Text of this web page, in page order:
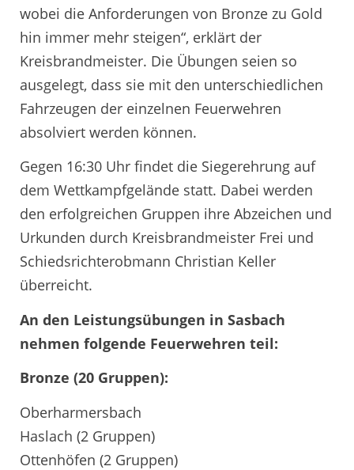
wobei die Anforderungen von Bronze zu Gold
hin immer mehr steigen“, erklärt der
Kreisbrandmeister. Die Übungen seien so
ausgelegt, dass sie mit den unterschiedlichen
Fahrzeugen der einzelnen Feuerwehren
absolviert werden können.
Gegen 16:30 Uhr findet die Siegerehrung auf
dem Wettkampfgelände statt. Dabei werden
den erfolgreichen Gruppen ihre Abzeichen und
Urkunden durch Kreisbrandmeister Frei und
Schiedsrichterobmann Christian Keller
überreicht.
An den Leistungsübungen in Sasbach
nehmen folgende Feuerwehren teil:
Bronze (20 Gruppen):
Oberharmersbach
Haslach (2 Gruppen)
Ottenhöfen (2 Gruppen)